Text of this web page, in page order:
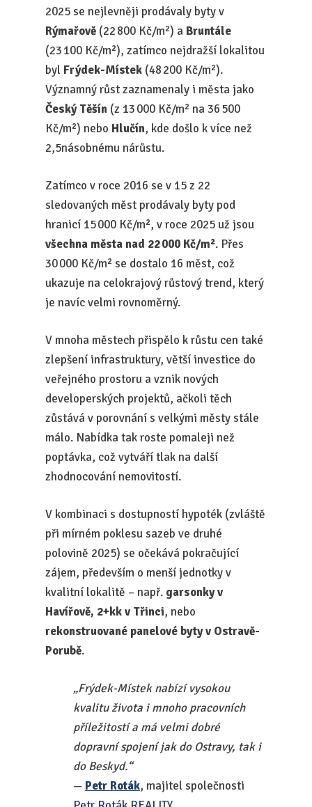
2025 se nejlevněji prodávaly byty v
Rýmařově(22 800 Kč/m²) a Bruntále
(23 100 Kč/m²), zatímco nejdražší lokalitou
byl Frýdek-Místek(48 200 Kč/m²).
Významný růst zaznamenaly i města jako
Český Těšín(z 13 000 Kč/m² na 36 500
Kč/m²) nebo Hlučín, kde došlo k více než
2,5násobnému nárůstu.
Zatímco v roce 2016 se v 15 z 22
sledovaných měst prodávaly byty pod
hranicí 15 000 Kč/m², v roce 2025 už jsou
všechna města nad 22 000 Kč/m². Přes
30 000 Kč/m² se dostalo 16 měst, což
ukazuje na celokrajový růstový trend, který
je navíc velmi rovnoměrný.
V mnoha městech přispělo k růstu cen také
zlepšení infrastruktury, větší investice do
veřejného prostoru a vznik nových
developerských projektů, ačkoli těch
zůstává v porovnání s velkými městy stále
málo. Nabídka tak roste pomaleji než
poptávka, což vytváří tlak na další
zhodnocování nemovitostí.
V kombinaci s dostupností hypoték (zvláště
při mírném poklesu sazeb ve druhé
polovině 2025) se očekává pokračující
zájem, především o menší jednotky v
kvalitní lokalitě – např. garsonky v
Havířově, 2+kk v Třinci, nebo
rekonstruované panelové byty v Ostravě-
Porubě.
„Frýdek-Místek nabízí vysokou
kvalitu života i mnoho pracovních
příležitostí a má velmi dobré
dopravní spojení jak do Ostravy, tak i
do Beskyd.“
— Petr Roták, majitel společnosti